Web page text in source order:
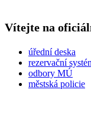
Vítejte na
úřední deska
rezervační
odbory MÚ
městská policie